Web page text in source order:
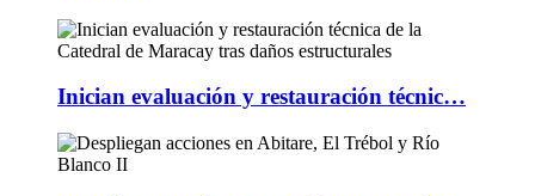
Inician evaluación y restauración técnic…